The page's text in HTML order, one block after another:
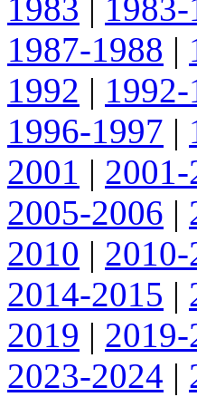
1983 |
1987-1988 |
1992 |
1996-1997 |
2001 | 2001-
2005-2006 |
2010 | 2010-
2014-2015 |
2019 | 2019-
2023-2024 |